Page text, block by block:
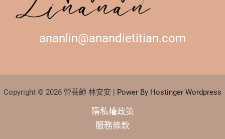
ananlin@anandietitian.com
Copyright © 2026 營養師 林安安 | Power By Hostinger Wordpress
隱私權政策
服務條款